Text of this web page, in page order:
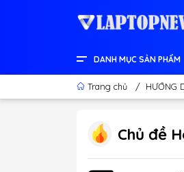
DANH MỤC SẢN PHẨM
Trang chủ / HƯỚNG
Chủ đề